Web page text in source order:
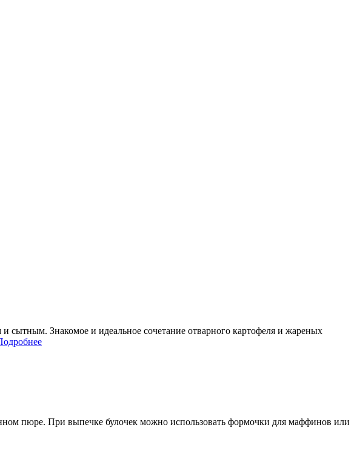
Знакомое и идеальное сочетание отварного картофеля и жареных
пюре. При выпечке булочек можно использовать формочки для маффинов или